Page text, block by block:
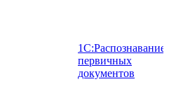
1С:Распознавание
первичных
документов